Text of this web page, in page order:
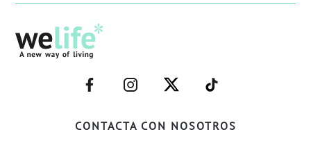
CONTACTA CON NOSOTROS
–
FACEBOOK–
–
INSTAGRAM–
–
TWITTER–
–
WELIFE–